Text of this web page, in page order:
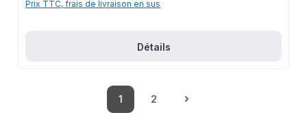
Prix TTC, frais de livraison en sus
Détails
Page
1
Page
2